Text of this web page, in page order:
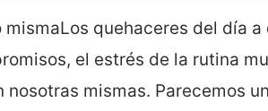
Los quehaceres del día a
el estrés de la rutina
mismas. Parecemos